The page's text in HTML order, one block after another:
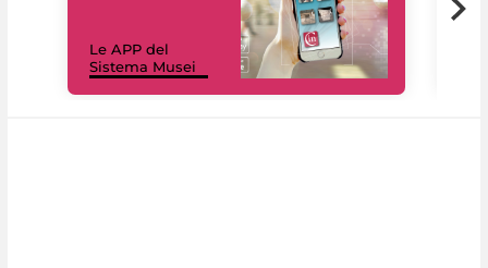
Le APP del
Sistema Musei